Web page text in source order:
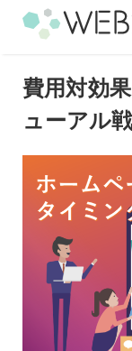
費用対効
ューアル